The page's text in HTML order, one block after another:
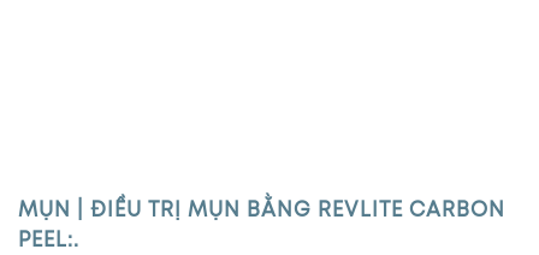
MỤN | ĐIỀU TRỊ MỤN BẰNG REVLITE CARBON
PEEL:.